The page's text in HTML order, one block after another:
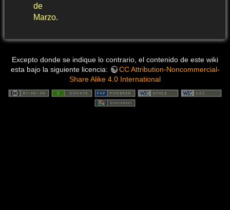
de
Marzo.
Excepto donde se indique lo contrario, el contenido de este wiki
esta bajo la siguiente licencia:
CC Attribution-Noncommercial-
Share Alike 4.0 International